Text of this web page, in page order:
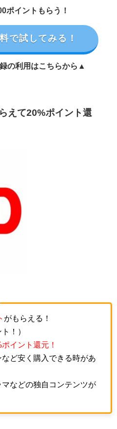
ポイントもらう！
で試してみる！
の利用はこちらから▲
えて20%ポイント還
がもらえる！
！）
イント還元！
など安く購入できる時があ
マなどの独自コンテンツが